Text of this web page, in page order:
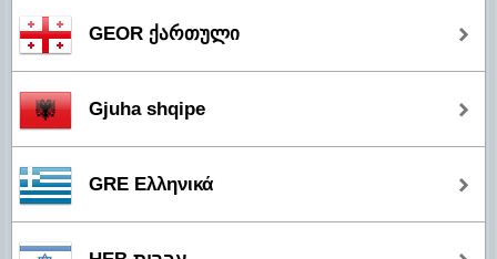
GEOR ქართული
Gjuha shqipe
GRE Ελληνικά